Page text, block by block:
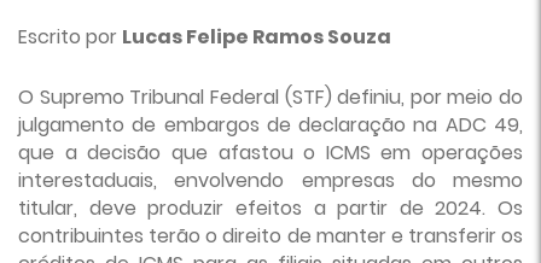
Escrito por Lucas Felipe Ramos Souza
O Supremo Tribunal Federal (STF) definiu, por meio do
julgamento de embargos de declaração na ADC 49,
que a decisão que afastou o ICMS em operações
interestaduais, envolvendo empresas do mesmo
titular, deve produzir efeitos a partir de 2024. Os
contribuintes terão o direito de manter e transferir os